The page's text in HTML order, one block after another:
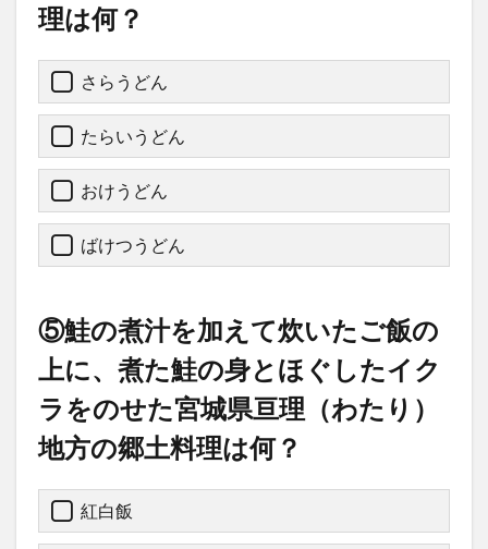
理は何？
さらうどん
たらいうどん
おけうどん
ばけつうどん
⑤鮭の煮汁を加えて炊いたご飯の
上に、煮た鮭の身とほぐしたイク
ラをのせた宮城県亘理（わたり）
地方の郷土料理は何？
紅白飯